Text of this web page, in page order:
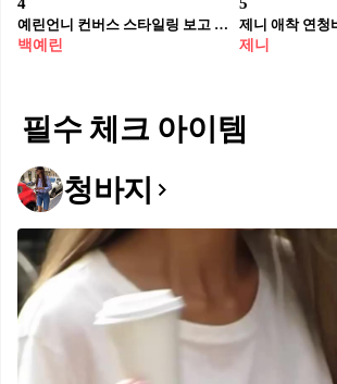
4
예린언니 컨버스 스타일링 보고 예며들었다👟
백예린
5
제니 애착 연청
제니
필수 체크 아이템
청바지